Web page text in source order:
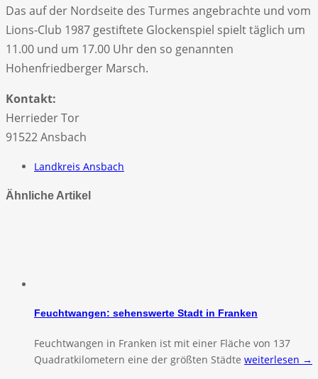
Das auf der Nordseite des Turmes angebrachte und vom
Lions-Club 1987 gestiftete Glockenspiel spielt täglich um
11.00 und um 17.00 Uhr den so genannten
Hohenfriedberger Marsch.
Kontakt:
Herrieder Tor
91522 Ansbach
Landkreis Ansbach
Ähnliche Artikel
Feuchtwangen: sehenswerte Stadt in Franken
Feuchtwangen in Franken ist mit einer Fläche von 137
Quadratkilometern eine der größten Städte weiterlesen →